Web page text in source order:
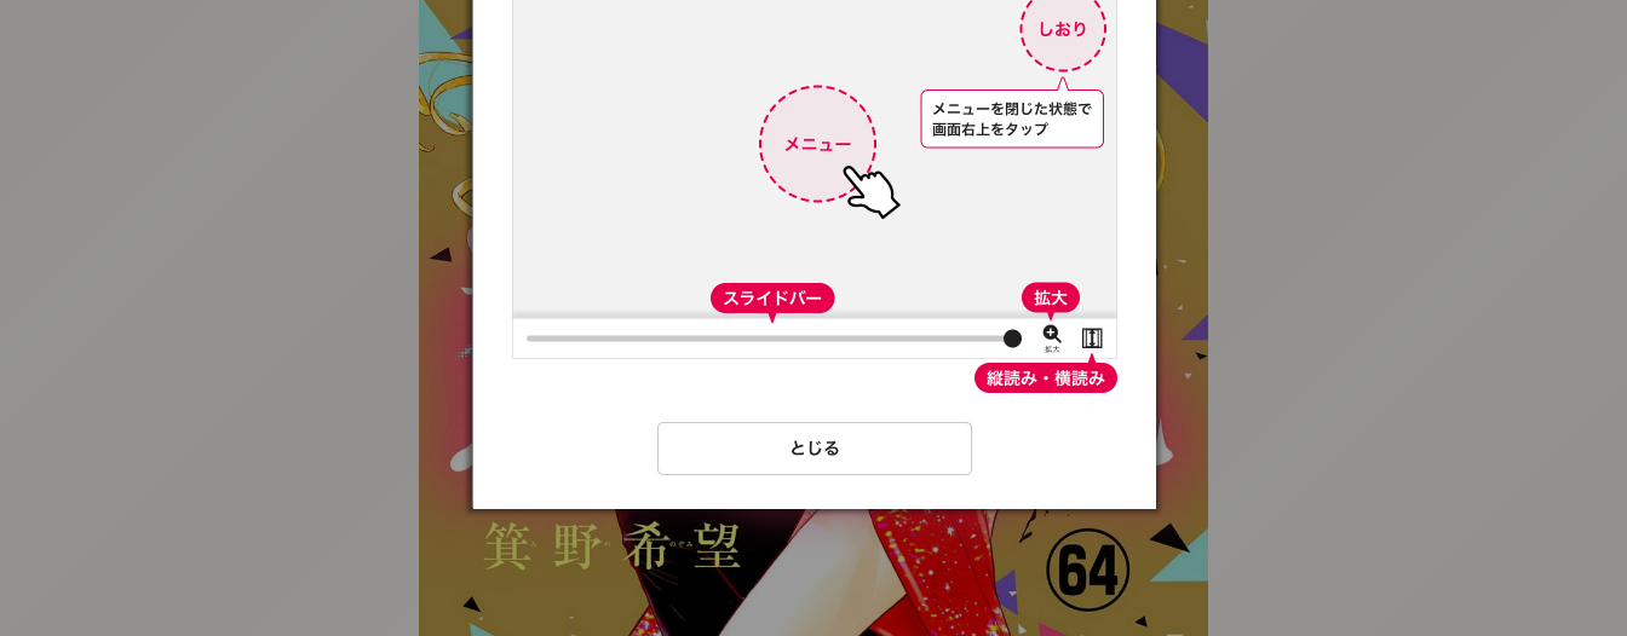
:692.15.692.936:t-vnqp.lunrzsdszk.vn.oi :692.15.692.936:t-vnqp.lunrzsdszk.vn.oi